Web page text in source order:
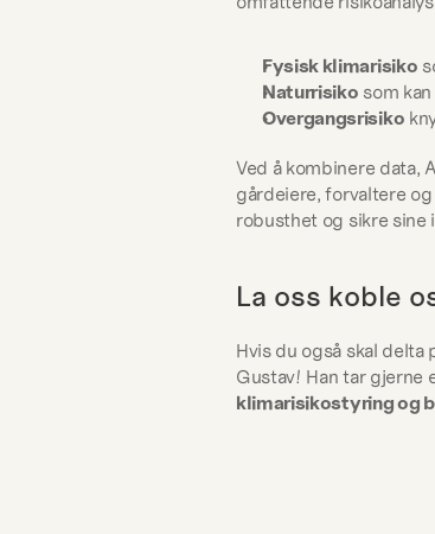
Fysisk klimarisiko
Naturrisiko som
Overgangsrisiko
Ved å kombinere data,
gårdeiere, forvaltere
robusthet og sikre sine
La oss koble
Hvis du også skal delta
klimarisikostyring og